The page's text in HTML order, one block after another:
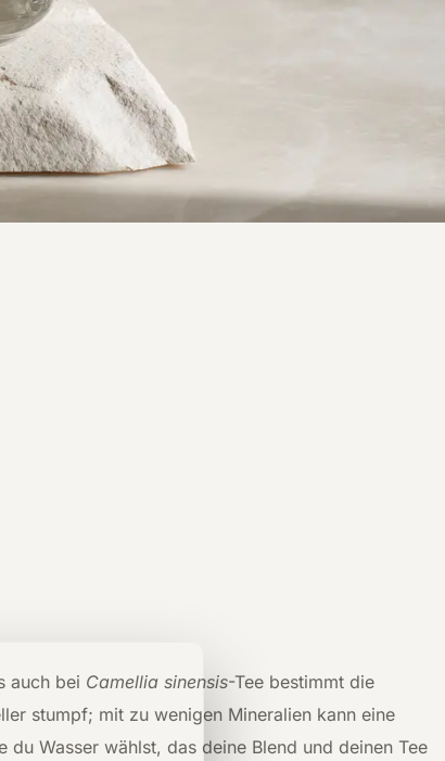
auch bei Camellia sinensis-Tee bestimmt die
stumpf; mit zu wenigen Mineralien kann eine
Wasser wählst, das deine Blend und deinen Tee